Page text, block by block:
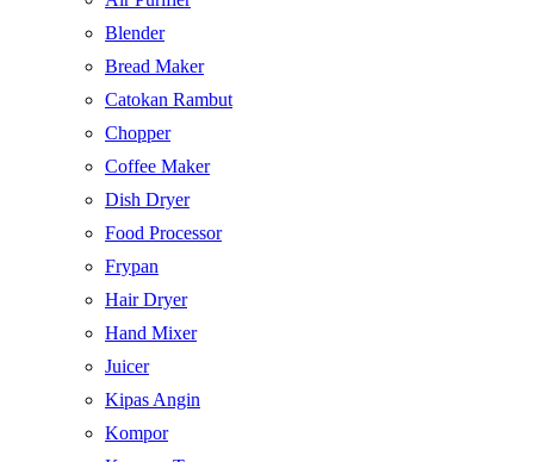
Blender
Bread Maker
Catokan Rambut
Chopper
Coffee Maker
Dish Dryer
Food Processor
Frypan
Hair Dryer
Hand Mixer
Juicer
Kipas Angin
Kompor